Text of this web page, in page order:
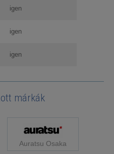
igen
igen
igen
márkák
Auratsu Osaka